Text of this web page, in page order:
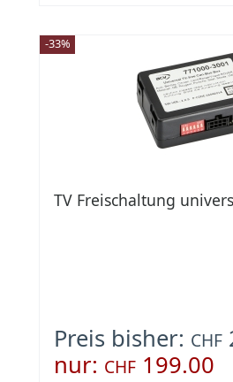
-33%
TV Freischaltung
Preis bisher: CHF
nur: CHF 199.00